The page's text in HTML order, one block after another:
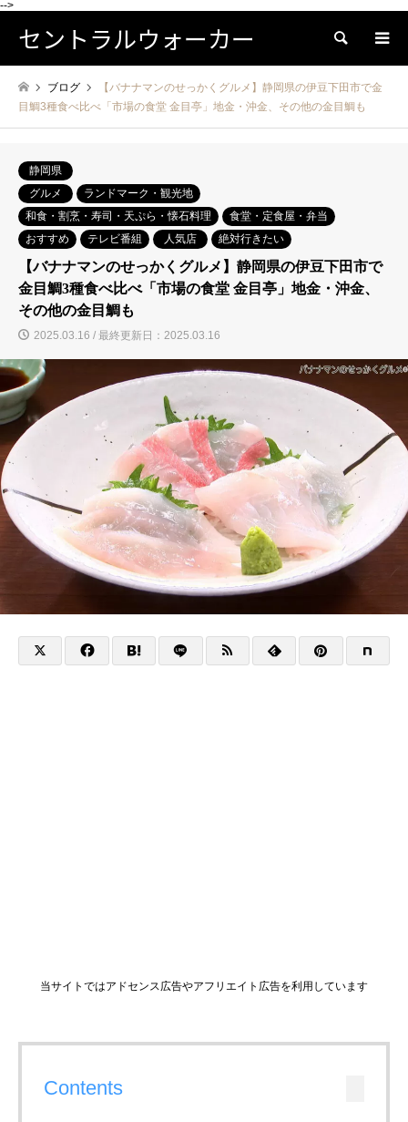
-->
セントラルウォーカー 検索
ブログ
【バナナマンのせっかくグルメ】静岡県の伊豆下田市で金
目鯛3種食べ比べ「市場の食堂 金目亭」地金・沖金、その他の金目鯛も
静岡県
グルメ
ランドマーク・観光地
和食・割烹・寿司・天ぷら・懐石料理
食堂・定食屋・弁当
おすすめ
テレビ番組 人気店 絶対行きたい
【バナナマンのせっかくグルメ】静岡県の伊豆下田市で
金目鯛3種食べ比べ「市場の食堂 金目亭」地金・沖金、
その他の金目鯛も
2025.03.16 / 最終更新日：2025.03.16
当サイトではアドセンス広告やアフリエイト広告を利用しています
Contents